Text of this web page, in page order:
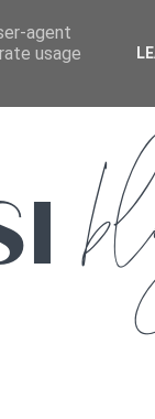
agent
usage